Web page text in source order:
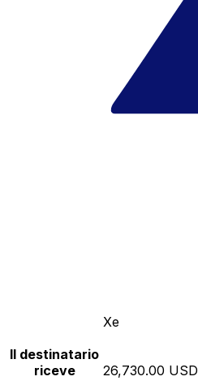
Xe
Il destinatario
riceve
26,730.00 USD